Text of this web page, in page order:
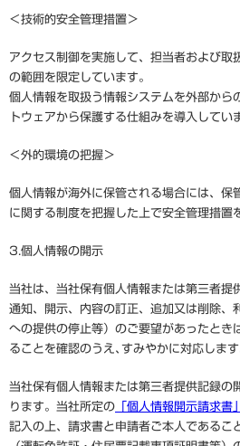
＜技術的安全管理措置＞
アクセス制御を実施して、担当者および取
の範囲を限定しています。
個人情報を取扱う情報システムを外部から
トウェアから保護する仕組みを導入してい
＜外的環境の把握＞
個人情報が海外に保管される場合には、保
に関する制度を把握した上で安全管理措置
3.個人情報の開示
当社は、当社保有個人情報または第三者提
通知、開示、内容の訂正、追加又は削除、
への提供の停止等）のご要望があったとき
ることを確認のうえ､すみやかに対
当社保有個人情報または第三者提供記録の
ります。当社所定の 「個人情報開示請求書」
記入の上、請求書と申請者ご本人であるこ